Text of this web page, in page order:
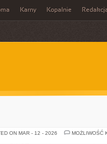
Karny Kopalnie
ON MAR - 12 - 2026
MOŻLIWOŚĆ